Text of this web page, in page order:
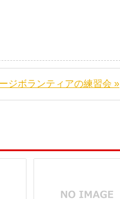
ジボランティアの練習会 »